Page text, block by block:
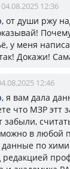
04.08.2025 12:36
, от души ржу
у меня
Докажи!
12:46
, я вам дала
что МЗР этт
забыли,
можно в любой
по
редакцией